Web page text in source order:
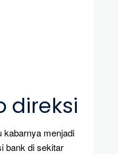
direksi
kabarnya menjadi
bank di sekitar